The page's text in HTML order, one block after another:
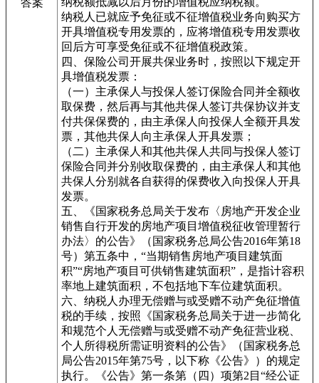
答案
纳税人已就应予免征或不征增值税业务向购买方
开具增值税专用发票的，应将增值税专用发票收
回后方可享受免征或不征增值税政策。
四、保险公司开展共保业务时，按照以下规定开
具增值税发票：
（一）主承保人与投保人签订保险合同并全额收
取保费，然后再与其他共保人签订共保协议并支
付共保保费的，由主承保人向投保人全额开具发
票，其他共保人向主承保人开具发票；
（二）主承保人和其他共保人共同与投保人签订
保险合同并分别收取保费的，由主承保人和其他
共保人分别就各自获得的保费收入向投保人开具
发票。
五、《国家税务总局关于发布〈房地产开发企业
销售自行开发的房地产项目增值税征收管理暂行
办法〉的公告》（国家税务总局公告2016年第18
号）第五条中，“当期销售房地产项目建筑面
积”“房地产项目可供销售建筑面积”，是指计容积
率地上建筑面积，不包括地下车位建筑面积。
六、纳税人办理无偿赠与或受赠不动产免征增值
税的手续，按照《国家税务总局关于进一步简化
和规范个人无偿赠与或受赠不动产免征营业税、
个人所得税所需证明资料的公告》（国家税务总
局公告2015年第75号，以下称《公告》）的规定
执行。《公告》第一条第（四）项第2目“经公证